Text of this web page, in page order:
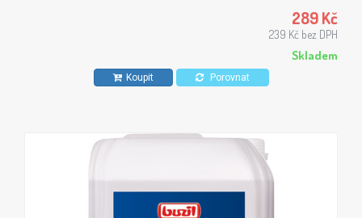
289 Kč
239 Kč bez DPH
Skladem
Koupit Porovnat